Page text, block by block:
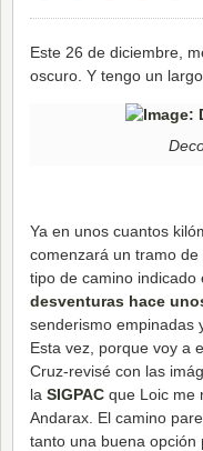
Este 26 de diciembre,
oscuro. Y tengo un
Ya en unos cuantos
comenzará un tramo
tipo de camino
desventuras hace
senderismo empinadas
Esta vez, porque voy a
Cruz-revisé con las
la SIGPAC que Loic me
Andarax. El camino
tanto una buena opción